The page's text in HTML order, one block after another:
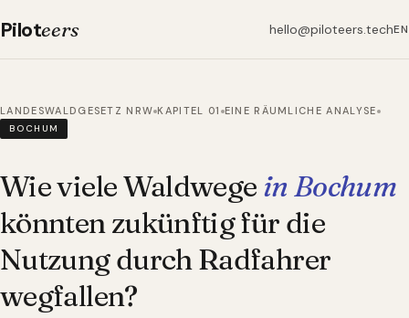
Piloteers hello@piloteers.techEN
LANDESWALDGESETZ NRW KAPITEL 01 EINE RÄUMLICHE ANALYSE
BOCHUM
Wie viele Waldwege in Bochum
könnten zukünftig für die
Nutzung durch Radfahrer
wegfallen?